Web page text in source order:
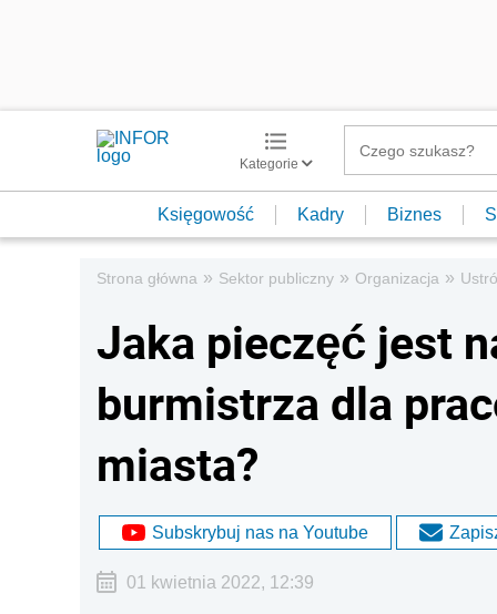
Kategorie
Księgowość Kadry Biznes
Strona główna » Sektor publiczny » Organizacja »
Jaka pieczęć jest
burmistrza dla
miasta?
Subskrybuj nas na Youtube
01 kwietnia 2022, 12:39